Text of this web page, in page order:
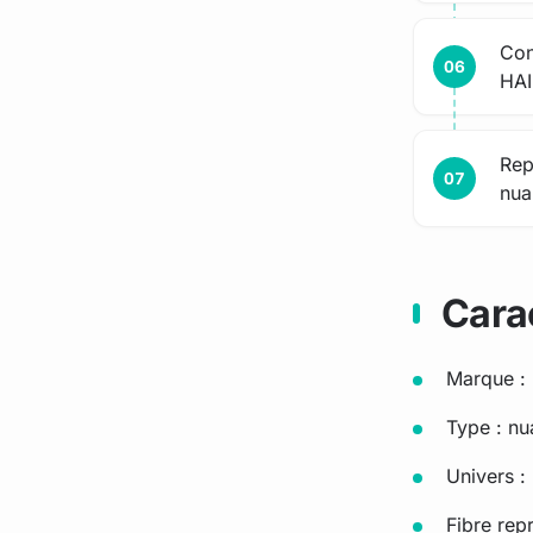
Marque :
Type :
Univers :
Fibre